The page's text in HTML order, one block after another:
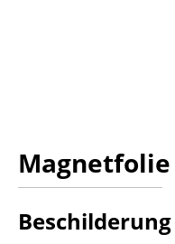
Magnetfolie